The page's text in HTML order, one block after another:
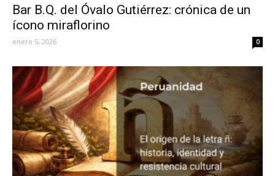
Bar B.Q. del Óvalo Gutiérrez: crónica de un
ícono miraflorino
enero 5, 2026 0